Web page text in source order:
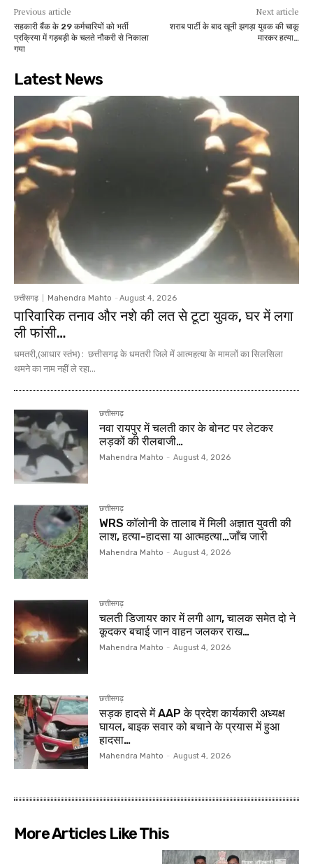
Previous article
सहकारी बैंक के 29 कर्मचारियों को भर्ती
प्रक्रिया में गड़बड़ी के चलते नौकरी से निकाला
गया
Next article
शराब पार्टी के बाद खूनी झगड़ा युवक की चाकू
मारकर हत्या…
Latest News
छत्तीसगढ़ Mahendra Mahto - August 4, 2026
पारिवारिक तनाव और नशे की लत से टूटा युवक, घर में लगा
ली फांसी…
धमतरी,(आधार स्तंभ) : छत्तीसगढ़ के धमतरी जिले में आत्महत्या के मामलों का सिलसिला
थमने का नाम नहीं ले रहा...
छत्तीसगढ़
नवा रायपुर में चलती कार के बोनट पर लेटकर
लड़कों की रीलबाजी…
Mahendra Mahto - August 4, 2026
छत्तीसगढ़
WRS कॉलोनी के तालाब में मिली अज्ञात युवती की
लाश, हत्या-हादसा या आत्महत्या…जाँच जारी
Mahendra Mahto - August 4, 2026
छत्तीसगढ़
चलती डिजायर कार में लगी आग, चालक समेत दो ने
कूदकर बचाई जान वाहन जलकर राख…
Mahendra Mahto - August 4, 2026
छत्तीसगढ़
सड़क हादसे में AAP के प्रदेश कार्यकारी अध्यक्ष
घायल, बाइक सवार को बचाने के प्रयास में हुआ
हादसा…
Mahendra Mahto - August 4, 2026
More Articles Like This